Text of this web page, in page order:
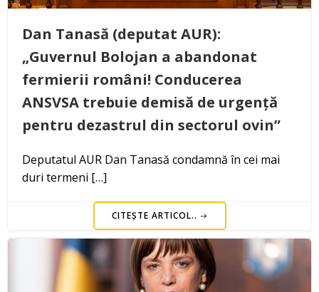
Dan Tanasă (deputat AUR):
„Guvernul Bolojan a abandonat
fermierii români! Conducerea
ANSVSA trebuie demisă de urgență
pentru dezastrul din sectorul ovin”
Deputatul AUR Dan Tanasă condamnă în cei mai
duri termeni […]
CITEȘTE ARTICOL..